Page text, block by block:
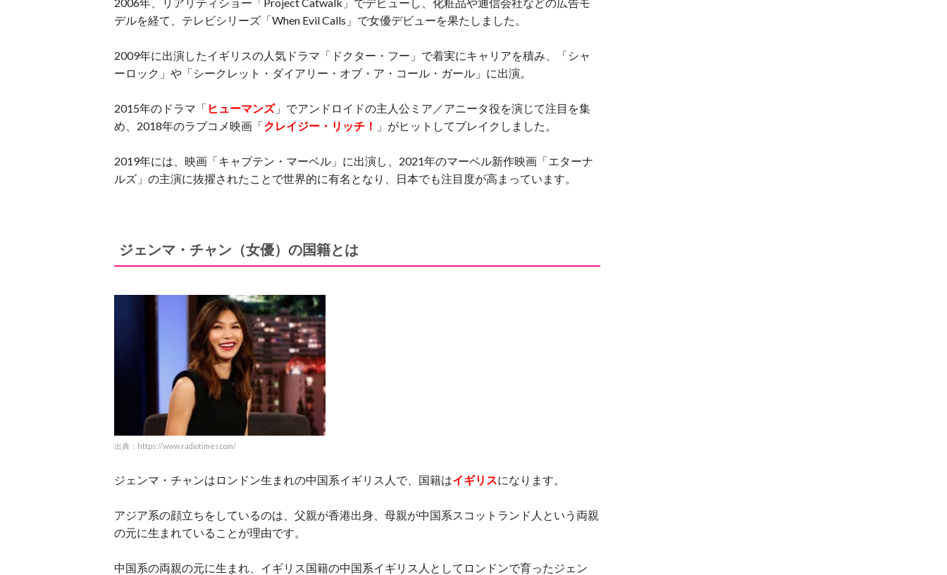
デルを経て、テレビシリーズ「When Evil Calls」で女優デビューを果たしました。
2009年に出演したイギリスの人気ドラマ「ドクター・フー」で着実にキャリアを積み、「シャ
ーロック」や「シークレット・ダイアリー・オブ・ア・コール・ガール」に出演。
2015年のドラマ「 ヒューマンズ」でアンドロイドの主人公ミア／アニータ役を演じて注目を集
め、2018年のラブコメ映画「クレイジー・リッチ！ 」がヒットしてブレイクしました。
2019年には、映画「キャプテン・マーベル」に出演し、2021年のマーベル新作映画「エターナ
ルズ」の主演に抜擢されたことで世界的に有名となり、日本でも注目度が高まっています。
ジェンマ・チャン（女優）の国籍とは
出典：https://www.radiotimes.com/
ジェンマ・チャンはロンドン生まれの中国系イギリス人で、国籍はイギリスになります。
アジア系の顔立ちをしているのは、父親が香港出身、母親が中国系スコットランド人という両親
の元に生まれていることが理由です。
中国系の両親の元に生まれ、イギリス国籍の中国系イギリス人としてロンドンで育ったジェン